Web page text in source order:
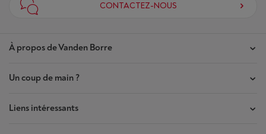
À propos de Vanden Borre
Nos magasins
Contrat de Confiance
Un coup de main ?
Mes commandes
Liens intéressants
CONTACTEZ-NOUS